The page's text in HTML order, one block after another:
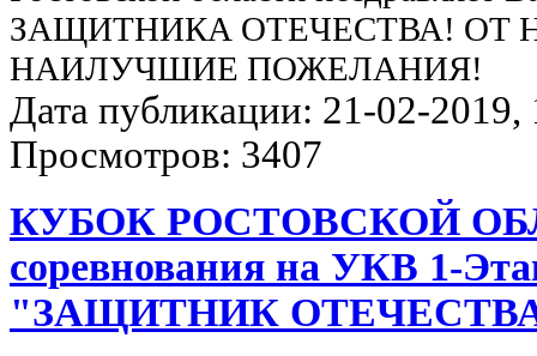
ЗАЩИТНИКА ОТЕЧЕСТВА! ОТ
НАИЛУЧШИЕ ПОЖЕЛАНИЯ!
Дата публикации: 21-02-2019,
Просмотров: 3407
КУБОК РОСТОВСКОЙ
соревнования на УКВ 1-
"ЗАЩИТНИК